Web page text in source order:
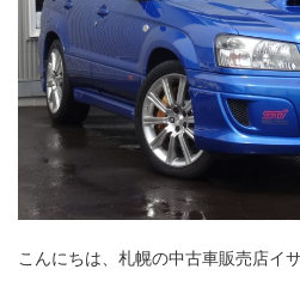
こんにちは、札幌の中古車販売店イ